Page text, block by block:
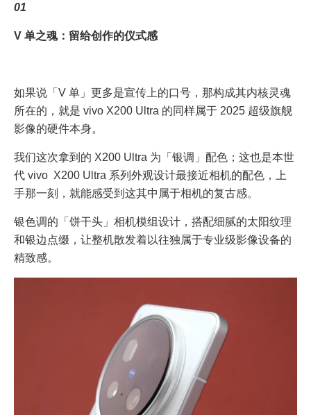
01
V 单之魂：留给创作的仪式感
如果说「V 单」更多是宣传上的口号，那构成其内核灵魂
所在的，就是 vivo X200 Ultra 的同样属于 2025 超级旗舰
影像的硬件本身。
我们这次拿到的 X200 Ultra 为「银调」配色；这也是本世
代 vivo X200 Ultra 系列外观设计最接近相机的配色，上
手那一刻，就能感受到这其中属于相机的复古感。
银色调的「饼干头」相机模组设计，搭配细腻的太阳纹理
和银边点缀，让整机散发着以往独属于专业级影像设备的
精致感。